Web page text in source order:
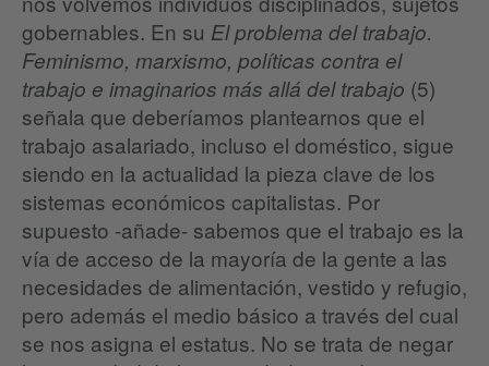
gobernables. En su El problema del trabajo.
Feminismo, marxismo, políticas contra el
trabajo e imaginarios más allá del trabajo (5)
señala que deberíamos plantearnos que el
trabajo asalariado, incluso el doméstico, sigue
siendo en la actualidad la pieza clave de los
sistemas económicos capitalistas. Por
supuesto -añade- sabemos que el trabajo es la
vía de acceso de la mayoría de la gente a las
necesidades de alimentación, vestido y refugio,
pero además el medio básico a través del cual
se nos asigna el estatus. No se trata de negar